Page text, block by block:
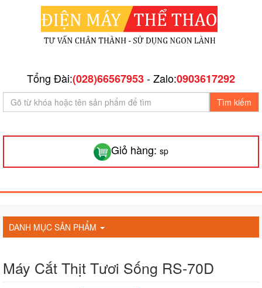
Tổng Đài:(028)66567953- Zalo:0903617292
Tìm kiếm
Giỏ hàng: sp
DANH MỤC SẢN PHẨM
Máy Cắt Thịt Tươi Sống RS-70D